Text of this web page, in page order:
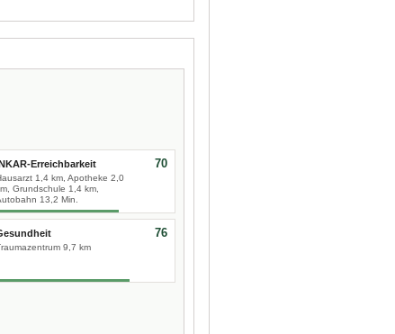
Erreichbarkeit
1,4 km, Apotheke 2,0
Grundschule 1,4 km,
13,2 Min.
70
9,7 km
76